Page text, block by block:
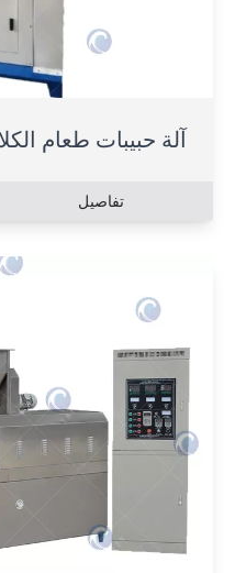
آلة حبيبات طعام
تفاصيل